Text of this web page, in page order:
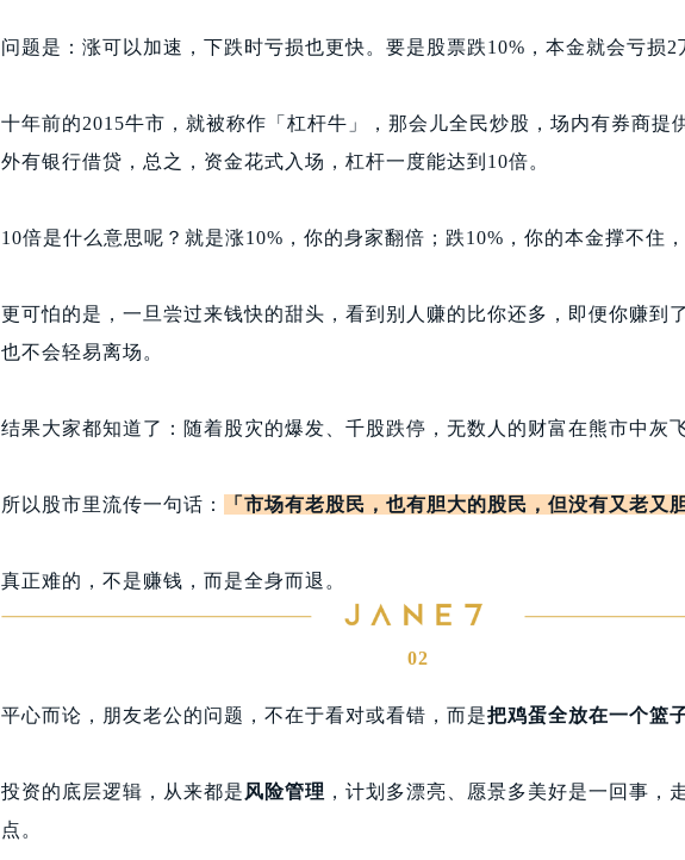
问题是：涨可以加速，下跌时亏损也更快。要是股票跌10%，本金就会亏损2
十年前的2015牛市，就被称作「杠杆牛」，那会儿全民炒股，场内有券商提
外有银行借贷，总之，资金花式入场，杠杆一度能达到10倍。
10倍是什么意思呢？就是涨10%，你的身家翻倍；跌10%，你的本金撑不住，
更可怕的是，一旦尝过来钱快的甜头，看到别人赚的比你还多，即便你赚到
也不会轻易离场。
结果大家都知道了：随着股灾的爆发、千股跌停，无数人的财富在熊市中灰飞
所以股市里流传一句话： 「市场有老股民，也有胆大的股民，但没有又老又
真正难的，不是赚钱，而是全身而退。
02
平心而论，朋友老公的问题，不在于看对或看错，而是把鸡蛋全放在一个篮
投资的底层逻辑，从来都是风险管理 ，计划多漂亮、愿景多美好是一回事，
点。